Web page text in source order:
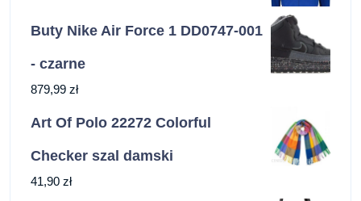
Buty Nike Air Force 1 DD0747-001
- czarne
879,99 zł
Art Of Polo 22272 Colorful
Checker szal damski
41,90 zł